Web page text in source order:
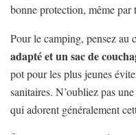
bonne protection, même par
Pour le camping, pensez au
adapté et un sac de
pot pour les plus jeunes
sanitaires. N’oubliez pas
qui adorent généralement